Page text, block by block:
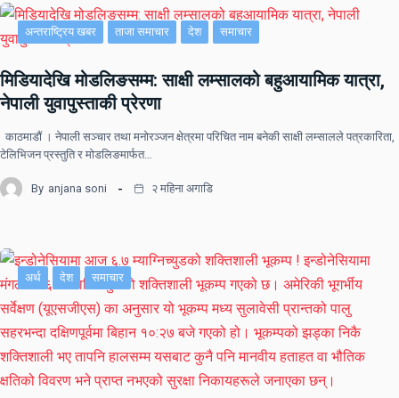
अन्तराष्ट्रिय खबर ताजा समाचार देश समाचार
मिडियादेखि मोडलिङसम्म: साक्षी लम्सालको बहुआयामिक यात्रा,
नेपाली युवापुस्ताकी प्रेरणा
काठमाडौं । नेपाली सञ्चार तथा मनोरञ्जन क्षेत्रमा परिचित नाम बनेकी साक्षी लम्सालले पत्रकारिता,
टेलिभिजन प्रस्तुति र मोडलिङमार्फत…
By anjana soni २ महिना अगाडि
अर्थ देश समाचार